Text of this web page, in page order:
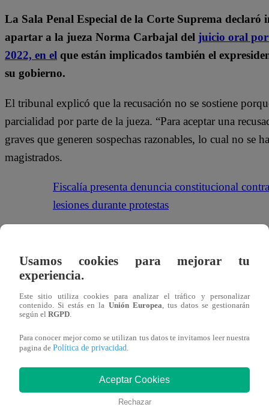
La Sala Penal Especial de la Corte Suprema declaró
apartar a la jueza Norma Carbajal del juicio oral por
2022, en el que están implicados también el
su gobierno.
El tribunal explicó que la recusación no se sostiene
parcialidad por parte de la jueza. “Para aceptar una
graves que generen sospechas razonables, lo cual no se
magistrados.
Fiscalía presenta denuncia constitucional
lesiones durante protestas
Usamos cookies para mejorar tu
experiencia.
Este sitio utiliza cookies para analizar el tráfico y personalizar
contenido. Si estás en la Unión Europea, tus datos se gestionarán
según el RGPD.
Para conocer mejor como se utilizan tus datos te invitamos leer nuestra
pagina de Política de privacidad.
Aceptar Cookies
Rechazar